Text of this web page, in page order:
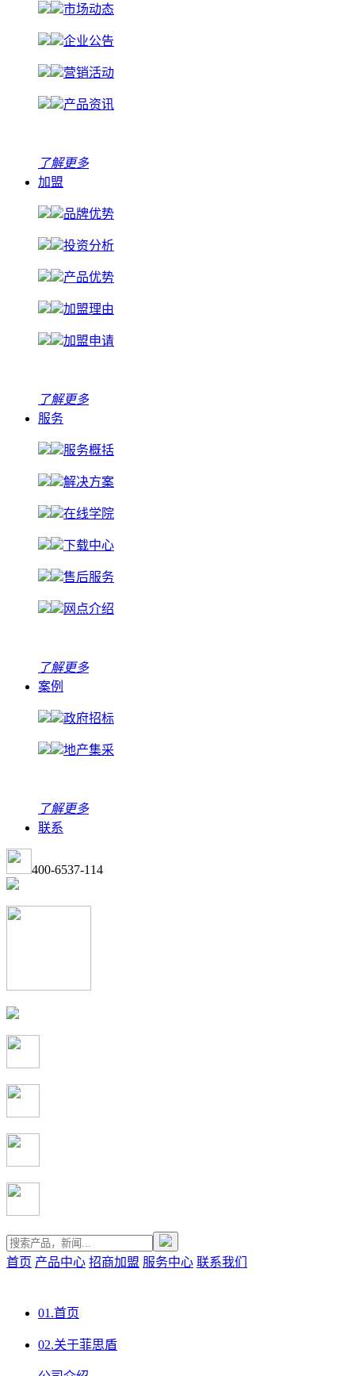
市场动态
企业公告
营销活动
产品资讯
了解更多
加盟
品牌优势
投资分析
产品优势
加盟理由
加盟申请
了解更多
服务
服务概括
解决方案
在线学院
下载中心
售后服务
网点介绍
了解更多
案例
政府招标
地产集采
了解更多
联系
400-6537-114
首页 产品中心 招商加盟 服务中心 联系我们
01.首页
02.关于菲思盾